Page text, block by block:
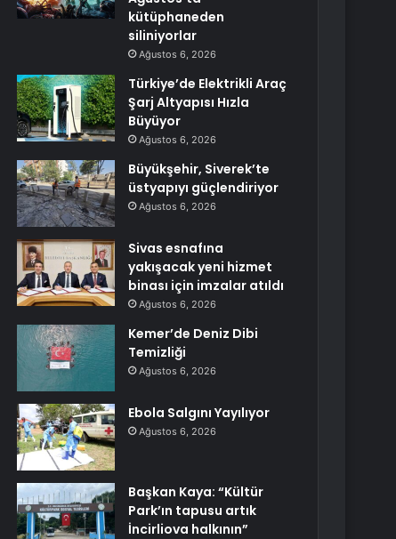
kütüphaneden
siliniyorlar
Ağustos 6, 2026
Türkiye’de Elektrikli Araç
Şarj Altyapısı Hızla
Büyüyor
Ağustos 6, 2026
Büyükşehir, Siverek’te
üstyapıyı güçlendiriyor
Ağustos 6, 2026
Sivas esnafına
yakışacak yeni hizmet
binası için imzalar atıldı
Ağustos 6, 2026
Kemer’de Deniz Dibi
Temizliği
Ağustos 6, 2026
Ebola Salgını Yayılıyor
Ağustos 6, 2026
Başkan Kaya: “Kültür
Park’ın tapusu artık
İncirliova halkının”